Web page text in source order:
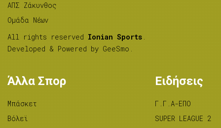
ΑΠΣ Ζάκυνθος
Ομάδα Νέων
All rights reserved Ionian Sports .
Developed & Powered by GeeSmo .
Άλλα Σπορ
Μπάσκετ
Βόλεϊ
Ειδήσεις
Γ.Γ.Α-ΕΠΟ
SUPER LEAGUE 2